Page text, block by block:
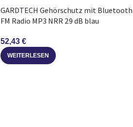
GARDTECH Gehörschutz mit Bluetooth
FM Radio MP3 NRR 29 dB blau
52,43 €
WEITERLESEN